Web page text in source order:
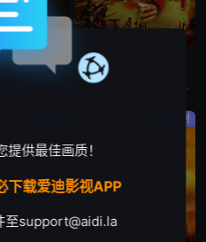
朱元璋
电视剧朱元璋的剧情简介：元朝末年，天下大乱。朱元璋自幼父母双亡，沦为乞丐，后又遁入空门。他走投无路，参加了义军，从此南征北战，一步步走上了中国历史的舞台。朱元璋心思缜密，把徐达、汤和等一批将才笼络
电视剧
供最佳画质！
下载爱迪影视APP
至support@aidi.la